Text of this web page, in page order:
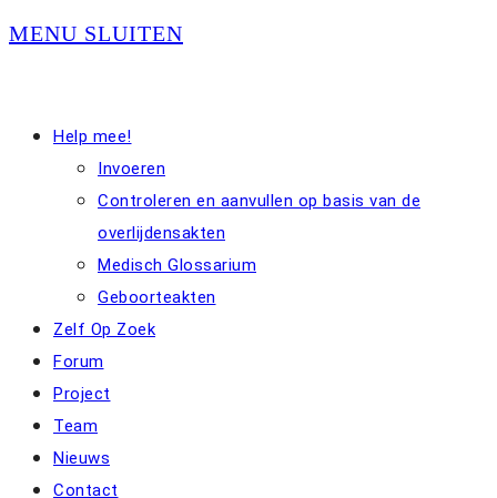
MENU SLUITEN
Help mee!
Invoeren
Controleren en aanvullen op basis van de
overlijdensakten
Medisch Glossarium
Geboorteakten
Zelf Op Zoek
Forum
Project
Team
Nieuws
Contact